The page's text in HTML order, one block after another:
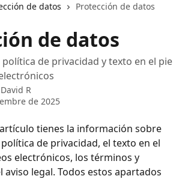
de datos
Protección de datos
de datos
de privacidad y texto en el pie
David R
de 2025
tienes la información sobre
de privacidad, el texto en el
electrónicos, los términos y
aviso legal. Todos estos apartados